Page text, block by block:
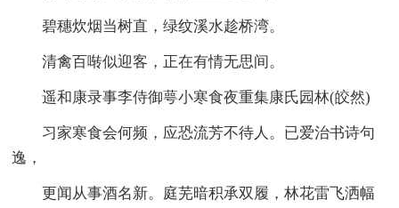
碧穗炊烟当树直，绿纹溪水趁桥湾。
清禽百啭似迎客，正在有情无思间。
遥和康录事李侍御萼小寒食夜重集康氏园林(皎然)
习家寒食会何频，应恐流芳不待人。已爱治书诗句
逸，
更闻从事酒名新。庭芜暗积承双履，林花雷飞洒幅